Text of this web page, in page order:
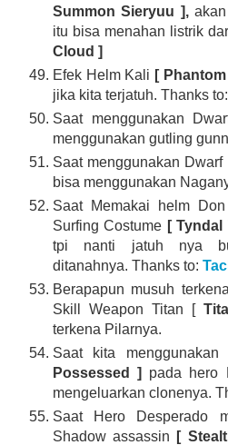
Summon Sieryuu ],akan
itu bisa menahan listrik
Cloud ]
Efek Helm Kali [
jika kita terjatuh. Thanks to:
Saat menggunakan
menggunakan gutling
Saat menggunakan
bisa menggunakan
Saat Memakai helm
Surfing Costume [ Tyndal
tpi nanti jatuh nya
ditanahnya. Thanks to:
Berapapun musuh
Skill Weapon Titan [
terkena Pilarnya.
Saat kita
Possessed ]
pada hero
mengeluarkan clonenya.
Saat Hero Desperado
Shadow assassin
[